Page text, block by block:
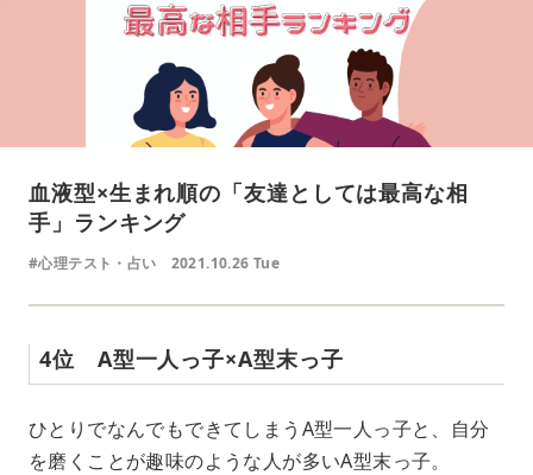
血液型×生まれ順の「友達としては最高な相
手」ランキング
#心理テスト・占い 2021.10.26 Tue
4位 A型一人っ子×A型末っ子
ひとりでなんでもできてしまうA型一人っ子と、自分
を磨くことが趣味のような人が多いA型末っ子。